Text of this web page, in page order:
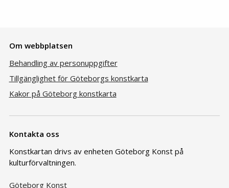
Om webbplatsen
Behandling av personuppgifter
Tillgänglighet för Göteborgs konstkarta
Kakor på Göteborg konstkarta
Kontakta oss
Konstkartan drivs av enheten Göteborg Konst på
kulturförvaltningen.
Göteborg Konst